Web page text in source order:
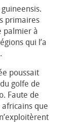
primaires
palmier à
qui l’a
poussait
golfe de
Faute de
africains que